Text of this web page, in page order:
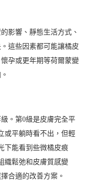
影響、靜態生活方式、
這些因素都可能讓橘皮
孕或更年期等荷爾蒙變
。第0級是皮膚完全平
或平躺時看不出，但輕
下能看到些微橘皮痕
織鬆弛和皮膚質感變
合適的改善方案。